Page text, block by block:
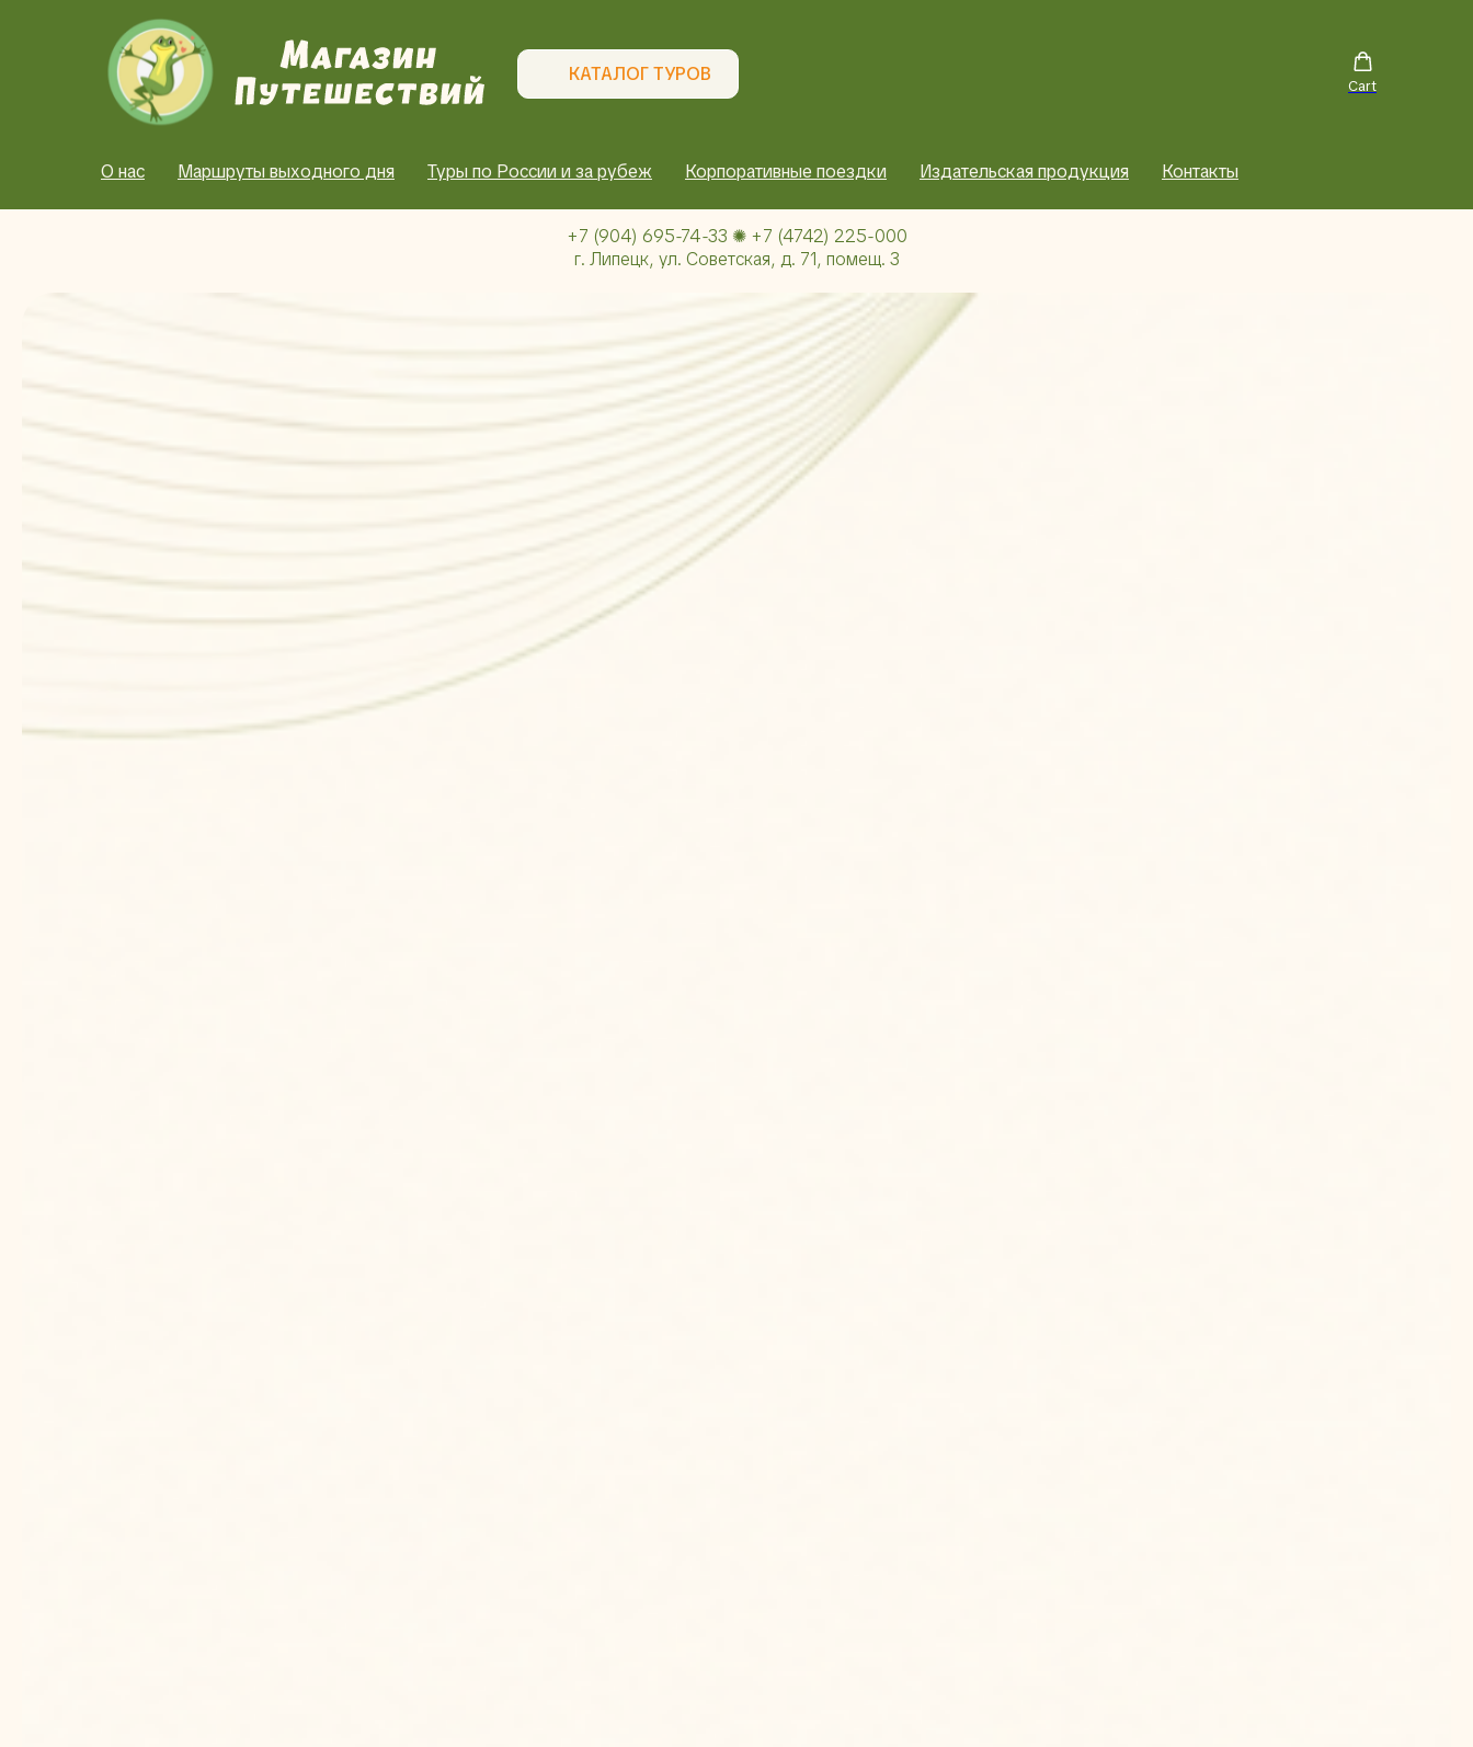
КАТАЛОГ ТУРОВ Cart
О нас Маршруты выходного дня Туры по России и за рубеж Корпоративные поездки Издательская продукция Контакты
+7 (904) 695-74-33 ✺ +7 (4742) 225-000
г. Липецк, ул. Советская, д. 71, помещ. 3